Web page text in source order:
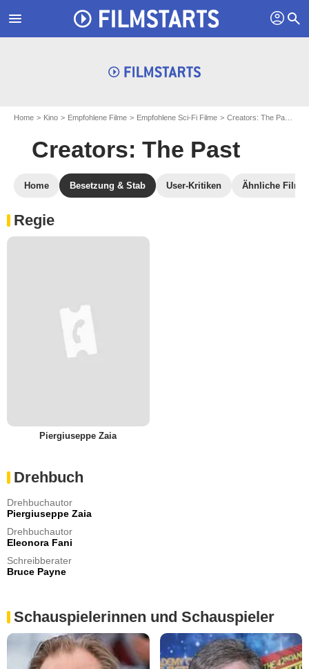
menu profil search
Home Kino Empfohlene Filme Empfohlene Sci-Fi Filme Creators: The Past
Creators: The Past
Home Besetzung & Stab User-Kritiken Ähnliche Filme
Regie
Piergiuseppe Zaia
Drehbuch
Drehbuchautor
Piergiuseppe Zaia
Drehbuchautor
Eleonora Fani
Schreibberater
Bruce Payne
Schauspielerinnen und Schauspieler